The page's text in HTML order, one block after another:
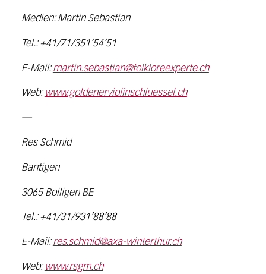
Medien: Martin Sebastian
Tel.: +41/71/351’54’51
E-Mail:martin.sebastian@folkloreexperte.ch
Web:www.goldenerviolinschluessel.ch
—
Res Schmid
Bantigen
3065 Bolligen BE
Tel.: +41/31/931’88’88
E-Mail:res.schmid@axa-winterthur.ch
Web:www.rsgm.ch